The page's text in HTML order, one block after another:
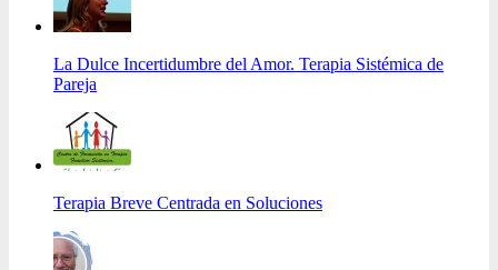
La Dulce Incertidumbre del Amor. Terapia Sistémica de
Pareja
Terapia Breve Centrada en Soluciones